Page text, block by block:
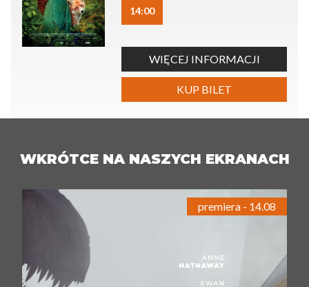
14:00
WIĘCEJ INFORMACJI
KUP BILET
WKRÓTCE NA NASZYCH EKRANACH
premiera - 14.08